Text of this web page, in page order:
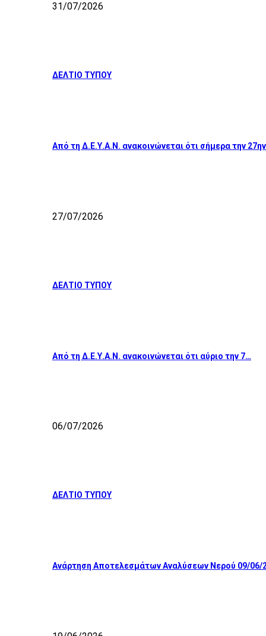
31/07/2026
ΔΕΛΤΙΟ ΤΥΠΟΥ
Από τη Δ.Ε.Υ.Α.Ν. ανακοινώνεται ότι σήμερα την
27/07/2026
ΔΕΛΤΙΟ ΤΥΠΟΥ
Από τη Δ.Ε.Υ.Α.Ν. ανακοινώνεται ότι αύριο την 7…
06/07/2026
ΔΕΛΤΙΟ ΤΥΠΟΥ
Ανάρτηση Αποτελεσμάτων Αναλύσεων Νερού 09/06/